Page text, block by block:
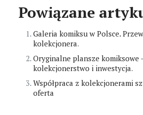
Powiązane
Galeria komiksu w Polsce.
kolekcjonera.
Oryginalne plansze komiksowe
kolekcjonerstwo i inwestycja.
Współpraca z kolekcjonerami
oferta